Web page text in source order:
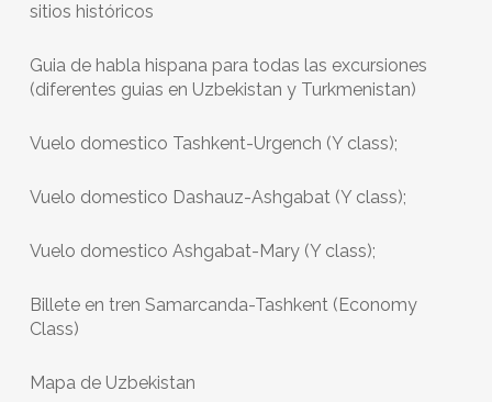
sitios históricos
Guia de habla hispana para todas las excursiones
(diferentes guias en Uzbekistan y Turkmenistan)
Vuelo domestico Tashkent-Urgench (Y class);
Vuelo domestico Dashauz-Ashgabat (Y class);
Vuelo domestico Ashgabat-Mary (Y class);
Billete en tren Samarcanda-Tashkent (Economy
Class)
Mapa de Uzbekistan